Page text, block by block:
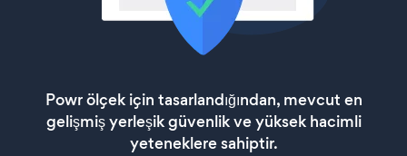
Powr ölçek için tasarlandığından, mevcut en
gelişmiş yerleşik güvenlik ve yüksek hacimli
yeteneklere sahiptir.